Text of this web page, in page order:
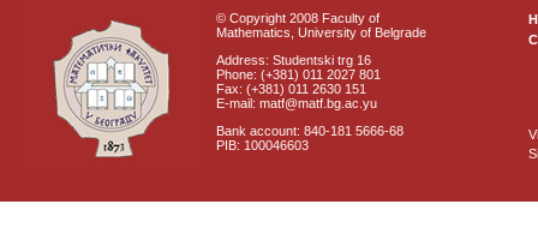
© Copyright 2008 Faculty of
Mathematics, University of Belgrade
Address: Studentski trg 16
Phone: (+381) 011 2027 801
Fax: (+381) 011 2630 151
E-mail: matf@matf.bg.ac.yu
Bank account: 840-181 5666-68
PIB: 100046603